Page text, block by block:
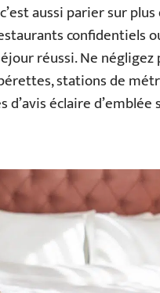
aussi parier sur
confidentiels
réussi. Ne
stations de
d’avis éclaire